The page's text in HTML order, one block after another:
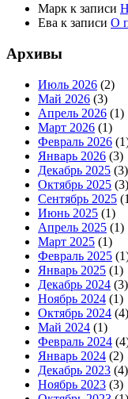
Марк к записи
Ева к записи О
Архивы
Июль 2026 (2)
Май 2026 (3)
Апрель 2026 (1)
Март 2026 (1)
Февраль 2026
Январь 2026 (3)
Декабрь 2025 (3)
Октябрь 2025 (3)
Сентябрь 2025
Июнь 2025 (1)
Апрель 2025 (1)
Март 2025 (1)
Февраль 2025
Январь 2025 (1)
Декабрь 2024 (3)
Ноябрь 2024 (1)
Октябрь 2024 (4)
Май 2024 (1)
Февраль 2024
Январь 2024 (2)
Декабрь 2023 (4)
Ноябрь 2023 (3)